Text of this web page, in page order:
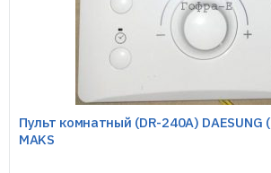
Пульт комнатный (DR-240A) DAESUNG
MAKS